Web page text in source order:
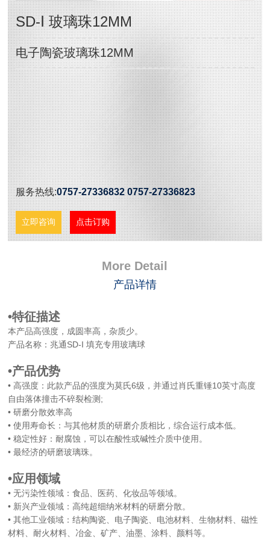
SD-Ⅰ 玻璃珠12MM
电子陶瓷玻璃珠12MM
服务热线:0757-27336832 0757-27336823
立即咨询 点击订购
More Detail
产品详情
•特征描述
本产品高强度，成圆率高，杂质少。
产品名称：兆通SD-I 填充专用玻璃球
•产品优势
• 高强度：此款产品的强度为莫氏6级，并通过肖氏重锤10英寸高度
自由落体撞击不碎裂检测;
• 研磨分散效率高
• 使用寿命长：与其他材质的研磨介质相比，综合运行成本低。
• 稳定性好：耐腐蚀，可以在酸性或碱性介质中使用。
• 最经济的研磨玻璃珠。
•应用领域
• 无污染性领域：食品、医药、化妆品等领域。
• 新兴产业领域：高纯超细纳米材料的研磨分散。
• 其他工业领域：结构陶瓷、电子陶瓷、电池材料、生物材料、磁性
材料、耐火材料、冶金、矿产、油墨、涂料、颜料等。